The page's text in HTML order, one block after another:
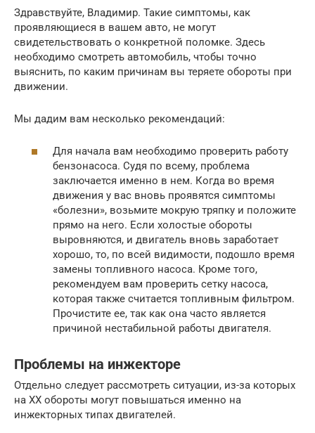
Здравствуйте, Владимир. Такие симптомы, как
проявляющиеся в вашем авто, не могут
свидетельствовать о конкретной поломке. Здесь
необходимо смотреть автомобиль, чтобы точно
выяснить, по каким причинам вы теряете обороты при
движении.
Мы дадим вам несколько рекомендаций:
Для начала вам необходимо проверить работу
бензонасоса. Судя по всему, проблема
заключается именно в нем. Когда во время
движения у вас вновь проявятся симптомы
«болезни», возьмите мокрую тряпку и положите
прямо на него. Если холостые обороты
выровняются, и двигатель вновь заработает
хорошо, то, по всей видимости, подошло время
замены топливного насоса. Кроме того,
рекомендуем вам проверить сетку насоса,
которая также считается топливным фильтром.
Прочистите ее, так как она часто является
причиной нестабильной работы двигателя.
Проблемы на инжекторе
Отдельно следует рассмотреть ситуации, из-за которых
на ХХ обороты могут повышаться именно на
инжекторных типах двигателей.